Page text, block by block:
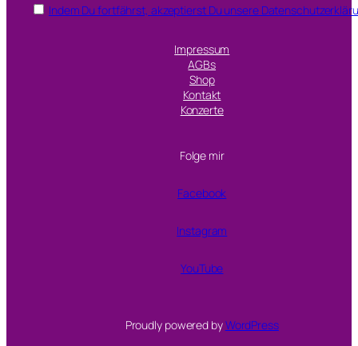
Indem Du fortfährst, akzeptierst Du unsere
Impressum
AGBs
Shop
Kontakt
Konzerte
Folge mir
Facebook
Instagram
YouTube
Proudly powered byWordPress